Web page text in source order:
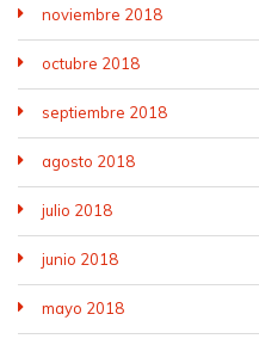
noviembre 2018
octubre 2018
septiembre 2018
agosto 2018
julio 2018
junio 2018
mayo 2018